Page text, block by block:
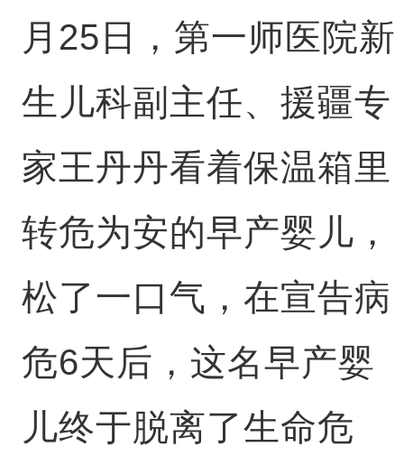
月25日，第一师医院新
生儿科副主任、援疆专
家王丹丹看着保温箱里
转危为安的早产婴儿，
松了一口气，在宣告病
危6天后，这名早产婴
儿终于脱离了生命危